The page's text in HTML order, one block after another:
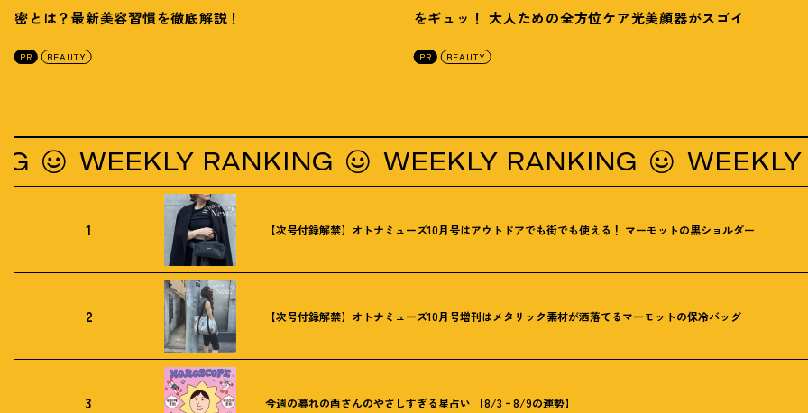
密とは？最新美容習慣を徹底解説 ！
PR BEAUTY
をギュッ ！ 大人ための全方位ケア光美顔器がスゴイ
PR BEAUTY
WEEKLY RANKING WEEKLY RANKING WEEKLY
1 【次号付録解禁】オトナミューズ10月号はアウトドアでも街でも使える ！ マーモットの黒ショルダー
2 【次号付録解禁】オトナミューズ10月号増刊はメタリック素材が洒落てるマーモットの保冷バッグ
3 今週の暮れの酉さんのやさしすぎる星占い 【8/3‐8/9の運勢】